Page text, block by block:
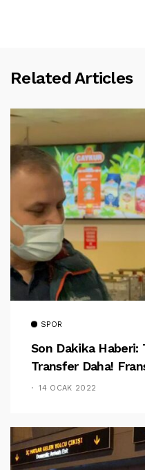
Related Articles
SPOR
Son Dakika Haberi:
Transfer Daha!
14 OCAK 2022